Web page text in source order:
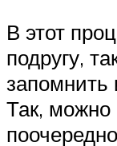
В этот
подругу,
запомнить
Так,